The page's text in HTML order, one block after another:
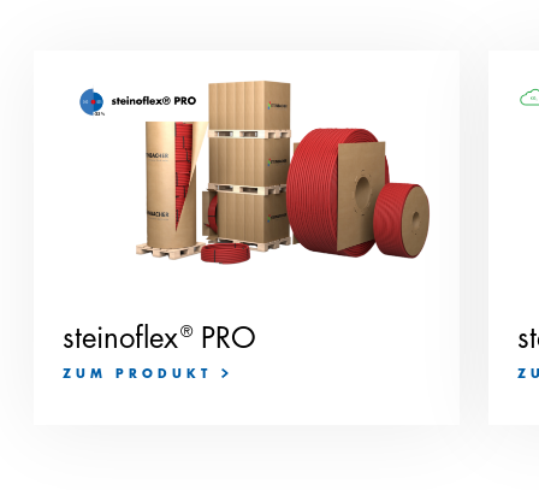
steinoflex®PRO
ZUM PRODUKT